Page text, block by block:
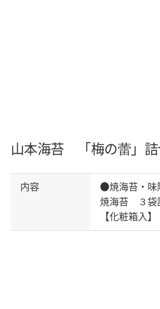
山本海苔 「梅の蕾」
内容
●焼海苔・味
焼海苔 ３袋
【化粧箱入】